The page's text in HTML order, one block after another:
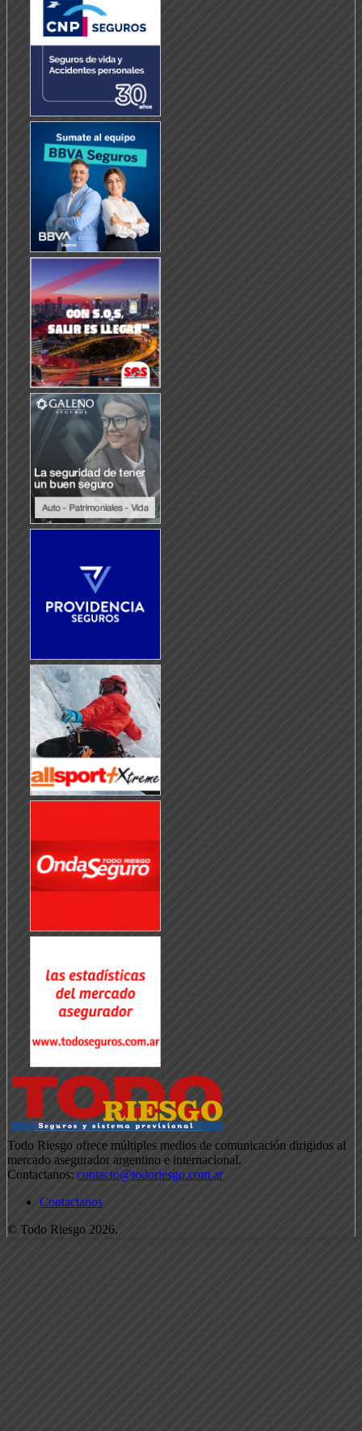
Todo Riesgo ofrece múltiples medios de comunicación dirigidos al
mercado asegurador argentino e internacional.
Contactanos: contacto@todoriesgo.com.ar
Contactanos
© Todo Riesgo 2026.